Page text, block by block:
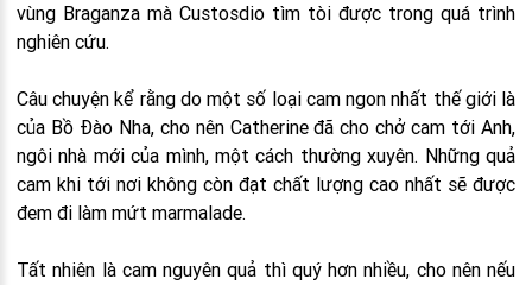
vùng Braganza mà Custosdio tìm tòi được trong quá trình
nghiên cứu.
Câu chuyện kể rằng do một số loại cam ngon nhất thế giới là
của Bồ Đào Nha, cho nên Catherine đã cho chở cam tới Anh,
ngôi nhà mới của mình, một cách thường xuyên. Những quả
cam khi tới nơi không còn đạt chất lượng cao nhất sẽ được
đem đi làm mứt marmalade.
Tất nhiên là cam nguyên quả thì quý hơn nhiều, cho nên nếu